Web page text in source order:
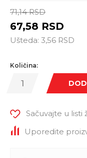
71,14 RSD
67,58 RSD
Ušteda: 3,56 RSD
Količina:
Sačuvajte u listi
Uporedite